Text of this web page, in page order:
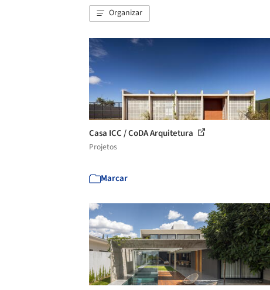
Organizar
Casa ICC / CoDA Arquitetura
Projetos
Marcar